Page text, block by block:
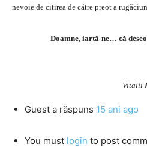
nevoie de citirea de către preot a
Doamne, iartă-ne… că
Vitalii
Guest a răspuns 15 ani ago
You must login to post